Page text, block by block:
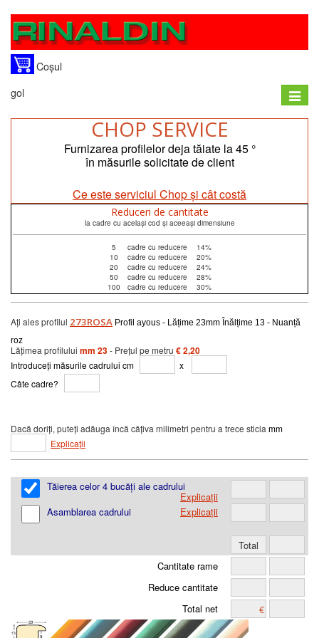
Coșul
gol
Toggle
CHOP SERVICE
Furnizarea profilelor deja tăiate la 45 °
în măsurile solicitate de client
Ce este serviciul Chop și cât costă
Reduceri de cantitate
la cadre cu același cod și aceeași dimensiune
5 cadre cu reducere
14%
10
cadre cu reducere
20%
20
cadre cu reducere
24%
50
cadre cu reducere
28%
100
cadre cu reducere 30%
Ați ales profilul 273ROSA Profil ayous - Lățime 23mm Înălțime 13 - Nuanță
roz
Lățimea profilului mm 23- Prețul pe metru € 2,20
Introduceți măsurile cadrului cm
x
Câte cadre?
Dacă doriți, puteți adăuga încă câțiva milimetri pentru a trece sticla mm
Explicații
Tăierea celor 4 bucăți ale cadrului
Explicații
Asamblarea cadrului
Explicații
Cantitate rame
Reduce cantitate
Total net